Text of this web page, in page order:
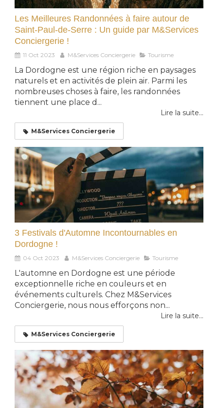
Les Meilleures Randonnées à faire autour de
Saint-Paul-de-Serre : Un guide par M&Services
Conciergerie !
11 Oct 2023 M&Services Conciergerie Tourisme
La Dordogne est une région riche en paysages
naturels et en activités de plein air. Parmi les
nombreuses choses à faire, les randonnées
tiennent une place d...
Lire la suite...
M&Services Conciergerie
3 Festivals d'Automne Incontournables en
Dordogne !
04 Oct 2023 M&Services Conciergerie Tourisme
L'automne en Dordogne est une période
exceptionnelle riche en couleurs et en
événements culturels. Chez M&Services
Conciergerie, nous nous efforçons non...
Lire la suite...
M&Services Conciergerie